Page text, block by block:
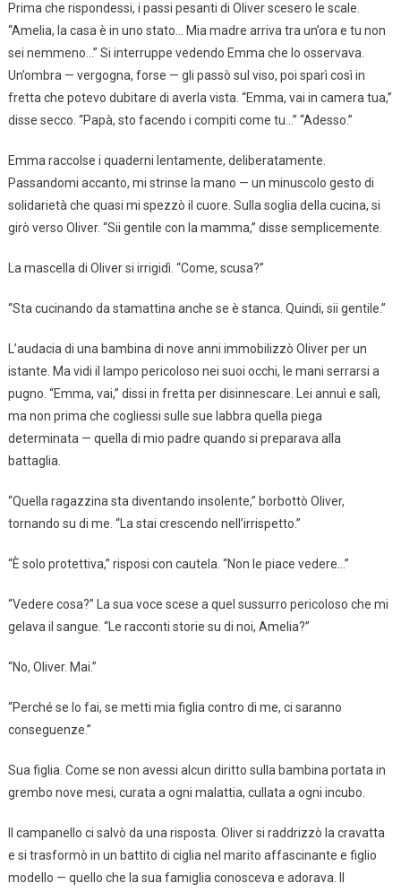
Prima che rispondessi, i passi pesanti di Oliver scesero le scale.
“Amelia, la casa è in uno stato… Mia madre arriva tra un’ora e tu non
sei nemmeno…” Si interruppe vedendo Emma che lo osservava.
Un’ombra — vergogna, forse — gli passò sul viso, poi sparì così in
fretta che potevo dubitare di averla vista. “Emma, vai in camera tua,”
disse secco. “Papà, sto facendo i compiti come tu…” “Adesso.”
Emma raccolse i quaderni lentamente, deliberatamente.
Passandomi accanto, mi strinse la mano — un minuscolo gesto di
solidarietà che quasi mi spezzò il cuore. Sulla soglia della cucina, si
girò verso Oliver. “Sii gentile con la mamma,” disse semplicemente.
La mascella di Oliver si irrigidì. “Come, scusa?”
“Sta cucinando da stamattina anche se è stanca. Quindi, sii gentile.”
L’audacia di una bambina di nove anni immobilizzò Oliver per un
istante. Ma vidi il lampo pericoloso nei suoi occhi, le mani serrarsi a
pugno. “Emma, vai,” dissi in fretta per disinnescare. Lei annuì e salì,
ma non prima che cogliessi sulle sue labbra quella piega
determinata — quella di mio padre quando si preparava alla
battaglia.
“Quella ragazzina sta diventando insolente,” borbottò Oliver,
tornando su di me. “La stai crescendo nell’irrispetto.”
“È solo protettiva,” risposi con cautela. “Non le piace vedere…”
“Vedere cosa?” La sua voce scese a quel sussurro pericoloso che mi
gelava il sangue. “Le racconti storie su di noi, Amelia?”
“No, Oliver. Mai.”
“Perché se lo fai, se metti mia figlia contro di me, ci saranno
conseguenze.”
Sua figlia. Come se non avessi alcun diritto sulla bambina portata in
grembo nove mesi, curata a ogni malattia, cullata a ogni incubo.
Il campanello ci salvò da una risposta. Oliver si raddrizzò la cravatta
e si trasformò in un battito di ciglia nel marito affascinante e figlio
modello — quello che la sua famiglia conosceva e adorava. Il